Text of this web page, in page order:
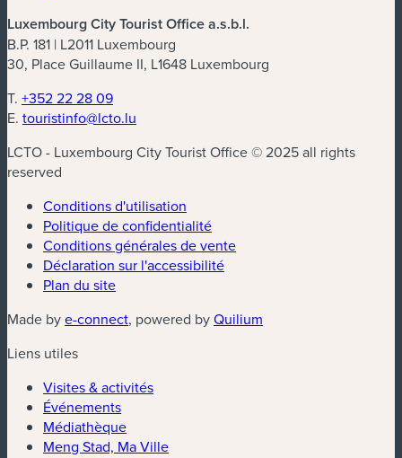
Luxembourg City Tourist Office a.s.b.l.
B.P. 181 | L2011 Luxembourg
30, Place Guillaume II, L1648 Luxembourg
T. +352 22 28 09
E. touristinfo@lcto.lu
LCTO - Luxembourg City Tourist Office © 2025 all rights
reserved
Conditions d'utilisation
Politique de confidentialité
Conditions générales de vente
Déclaration sur l'accessibilité
Plan du site
Made bye-connect, powered byQuilium
Liens utiles
Visites & activités
Événements
Médiathèque
Meng Stad, Ma Ville